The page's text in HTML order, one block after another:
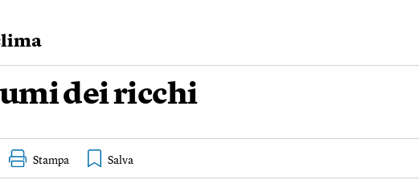
dei ricchi
Stampa